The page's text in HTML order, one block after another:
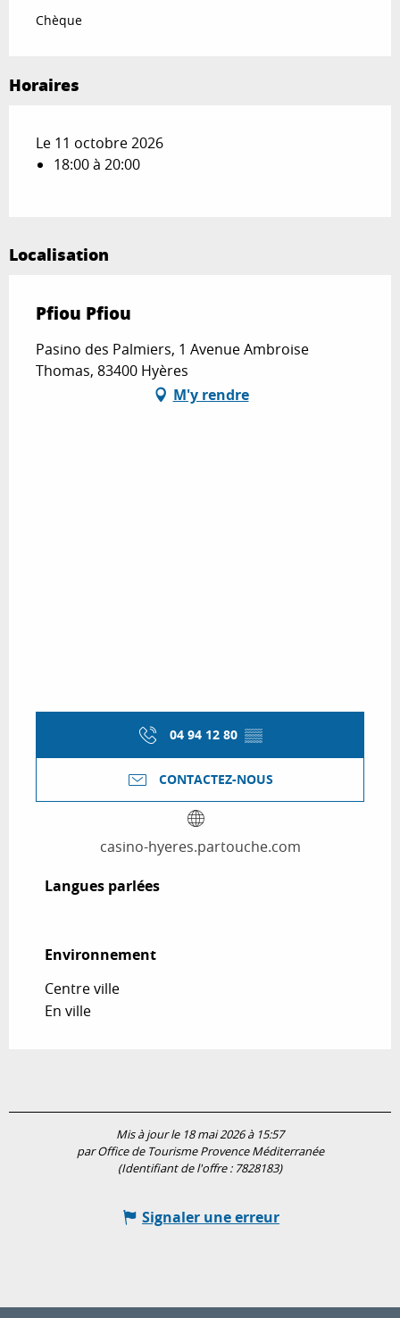
Chèque
Horaires
Le 11 octobre 2026
18:00 à 20:00
Localisation
Pfiou Pfiou
Pasino des Palmiers, 1 Avenue Ambroise
Thomas, 83400 Hyères
M'y rendre
04 94 12 80 ▒▒
CONTACTEZ-NOUS
casino-hyeres.partouche.com
Langues parlées
Langues parlées
Environnement
Environnement
Centre ville
En ville
Mis à jour le 18 mai 2026 à 15:57
par Office de Tourisme Provence Méditerranée
(Identifiant de l'offre : 7828183)
Signaler une erreur